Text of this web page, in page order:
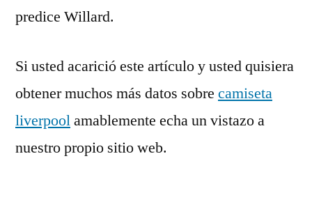
predice Willard.
Si usted acarició este artículo y usted quisiera
obtener muchos más datos sobre camiseta
liverpoolamablemente echa un vistazo a
nuestro propio sitio web.